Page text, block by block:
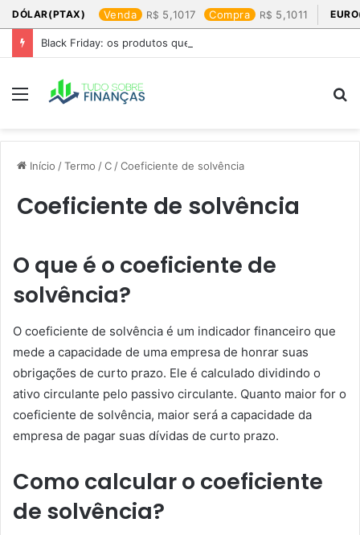
DÓLAR(PTAX) Venda 5,1017 Compra 5,1011
Black Friday: os produtos que mais valem a pena
Menu
Início /Termo /C /Coeficiente de solvência
Coeficiente de solvência
O que é o coeficiente de
solvência?
O coeficiente de solvência é um indicador financeiro que
mede a capacidade de uma empresa de honrar suas
obrigações de curto prazo. Ele é calculado dividindo o
ativo circulante pelo passivo circulante. Quanto maior for o
coeficiente de solvência, maior será a capacidade da
empresa de pagar suas dívidas de curto prazo.
Como calcular o coeficiente
de solvência?